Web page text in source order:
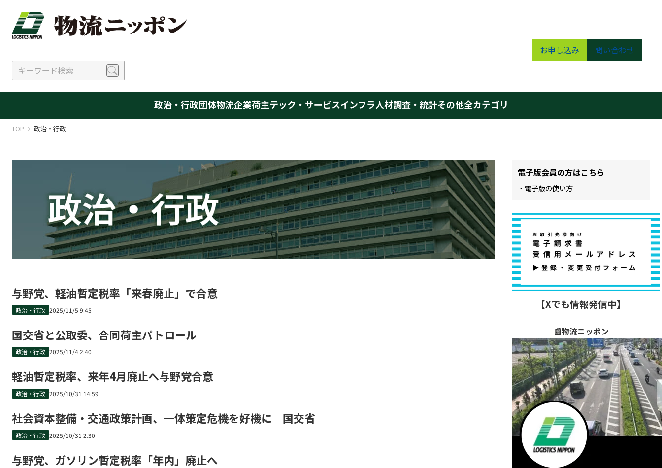
お申し込み 問い合わせ
政治・行政団体物流企業荷主テック・サービスインフラ人材調査・統計その他全カテゴリ
TOP 政治・行政
与野党、軽油暫定税率「来春廃止」で合意
政治・行政 2025/11/5 9:45
国交省と公取委、合同荷主パトロール
政治・行政 2025/11/4 2:40
軽油暫定税率、来年4月廃止へ与野党合意
政治・行政 2025/10/31 14:59
社会資本整備・交通政策計画、一体策定危機を好機に 国交省
政治・行政 2025/10/31 2:30
与野党、ガソリン暫定税率「年内」廃止へ
電子版会員の方はこちら
・電子版の使い方
【Xでも情報発信中】
📰物流ニッポン